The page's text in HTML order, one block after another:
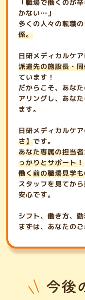
「職場で働くのが
かない…」
多くの人々の転職
係。
日研メディカルケ
派遣先の施設長・
ています！
だからこそ、あな
アリングし、あな
ます。
日研メディカルケ
さ】です。
あなた専属の担当者
っかりとサポート！
働く前の職場見学
スタッフを見てか
安心です。
シフト、働き方、
まずは、あなたの